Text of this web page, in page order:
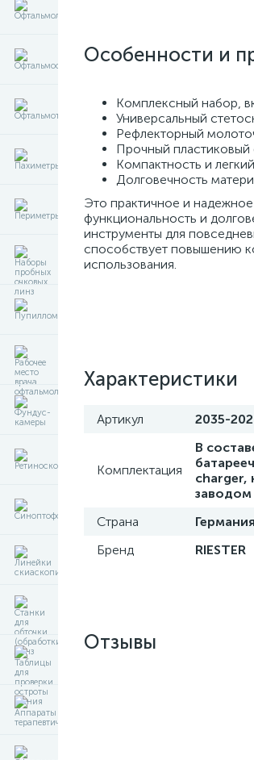
Особенности и
Комплексный набор,
Универсальный
Рефлекторный
Прочный пластиковый
Компактность и
Долговечность
Это практичное и
функциональность и
инструменты для
способствует повышению
использования.
Характеристики
Артикул 2035-202
Комплектация
В
charger,
заводом
Страна
Германия
Бренд
RIESTER
Отзывы